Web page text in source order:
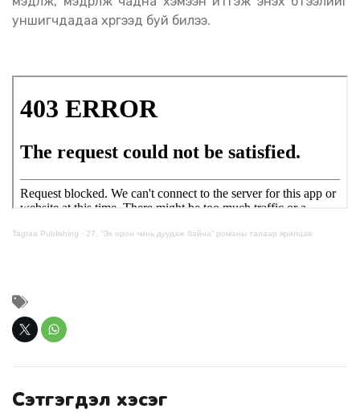
уншигчдадаа хүргээд буй билээ.
Tagtaa Publishing · 27. “Эх орон чинь дуудаж байна” романы талаар ярилцав
Сэтгэгдэл хэсэг